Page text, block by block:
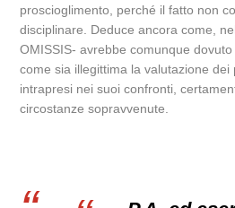
proscioglimento, perché il fatto non
disciplinare. Deduce ancora come,
OMISSIS- avrebbe comunque
come sia illegittima la valutazione dei
intrapresi nei suoi confronti,
circostanze sopravvenute.